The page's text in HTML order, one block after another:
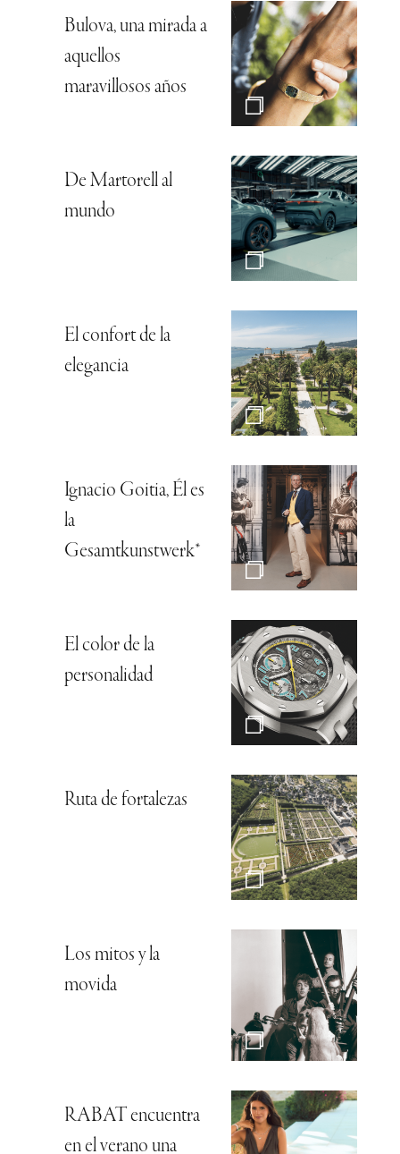
Bulova, una mirada a
aquellos
maravillosos años
De Martorell al
mundo
El confort de la
elegancia
Ignacio Goitia, Él es
la
Gesamtkunstwerk*
El color de la
personalidad
Ruta de fortalezas
Los mitos y la
movida
RABAT encuentra
en el verano una